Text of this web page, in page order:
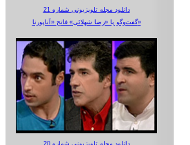
دانلود مجله تلویزیونی شماره 21
گفت‌وگو با «رضا شهلائی» فاتح «آناپورنا»
دانلود مجله تلویزیونی شماره 20